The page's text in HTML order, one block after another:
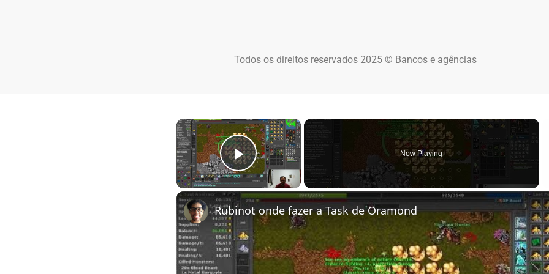
Todos os direitos reservados 2025 © Bancos e agências
×
Play Video
Now Playing
Rubinot onde fazer a Task de Oramond